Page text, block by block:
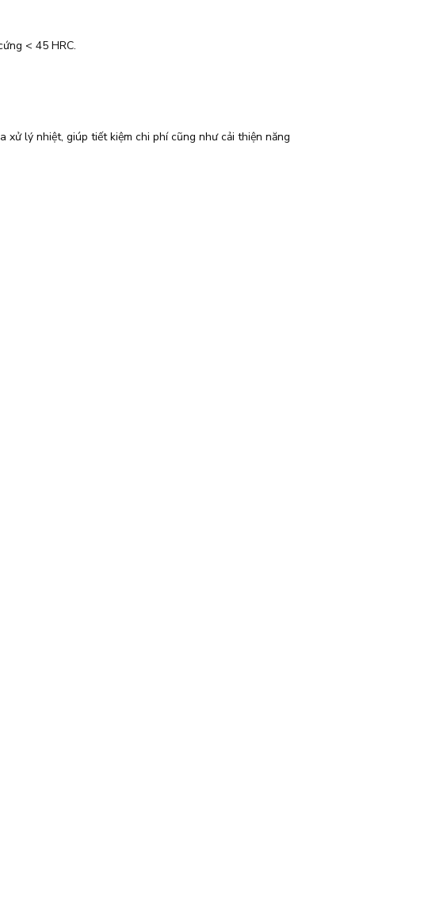
< 45 HRC.
lý nhiệt, giúp tiết kiệm chi phí cũng như cải thiện năng